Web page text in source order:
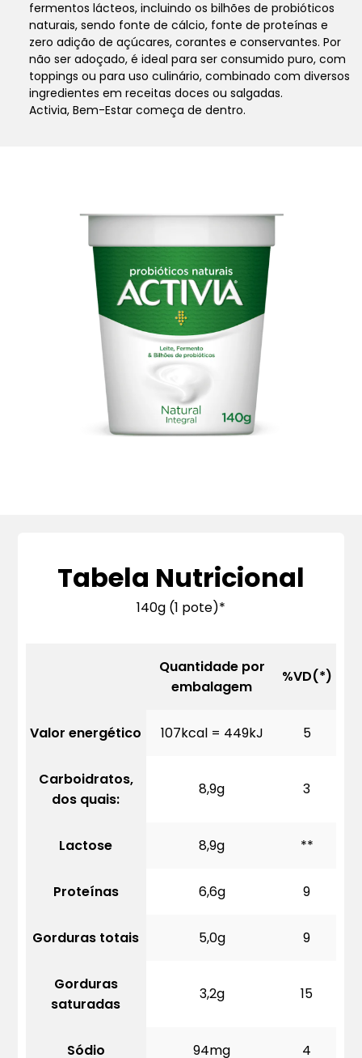
fermentos lácteos, incluindo os bilhões de probióticos
naturais, sendo fonte de cálcio, fonte de proteínas e
zero adição de açúcares, corantes e conservantes. Por
não ser adoçado, é ideal para ser consumido puro, com
toppings ou para uso culinário, combinado com diversos
ingredientes em receitas doces ou salgadas.
Activia, Bem-Estar começa de dentro.
Tabela Nutricional
140g (1 pote)*
Quantidade por
embalagem
%VD(*)
Valor energético 107kcal = 449kJ 5
Carboidratos,
dos quais:
8,9g 3
Lactose 8,9g **
Proteínas 6,6g 9
Gorduras totais 5,0g 9
Gorduras
saturadas
3,2g 15
Sódio 94mg 4